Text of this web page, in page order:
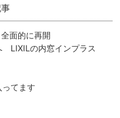
面的に再開
LIXILの内窓インプラス
てます